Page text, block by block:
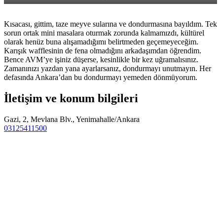
Kısacası, gittim, taze meyve sularına ve dondurmasına bayıldım. Tek
sorun ortak mini masalara oturmak zorunda kalmamızdı, kültürel
olarak henüz buna alışamadığımı belirtmeden geçemeyeceğim.
Karışık wafflesinin de fena olmadığını arkadaşımdan öğrendim.
Bence AVM’ye işiniz düşerse, kesinlikle bir kez uğramalısınız.
Zamanınızı yazdan yana ayarlarsanız, dondurmayı unutmayın. Her
defasında Ankara’dan bu dondurmayı yemeden dönmüyorum.
İletişim ve konum bilgileri
Gazi, 2, Mevlana Blv., Yenimahalle/Ankara
03125411500